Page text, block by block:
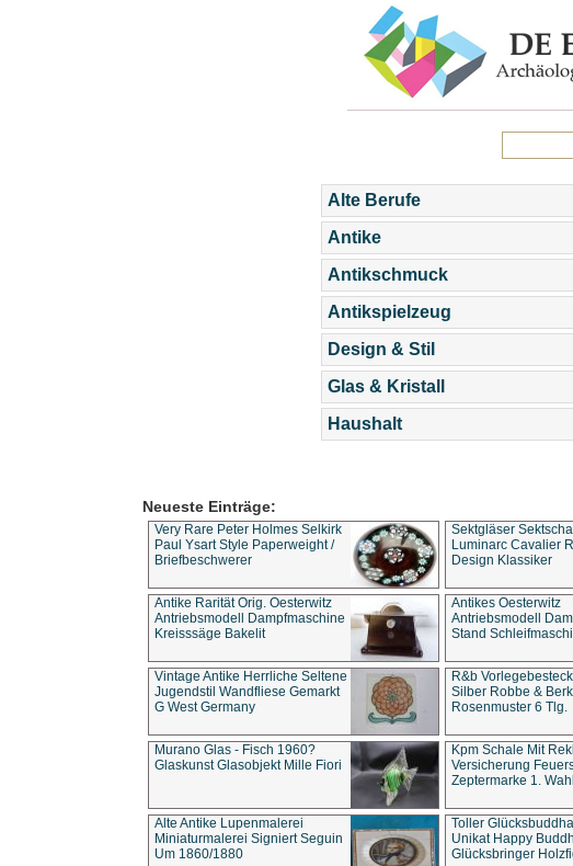
Alte Berufe
Antike
Antikschmuck
Antikspielzeug
Design & Stil
Glas & Kristall
Haushalt
Neueste Einträge:
Very Rare Peter Holmes Selkirk
Paul Ysart Style Paperweight /
Briefbeschwerer
Sektgläser
Luminarc Cavalier
Design Klassiker
Antike Rarität Orig. Oesterwitz
Antriebsmodell Dampfmaschine
Kreisssäge Bakelit
Antikes Oesterwitz
Antriebsmodell
Stand
Vintage Antike Herrliche Seltene
Jugendstil Wandfliese Gemarkt
G West Germany
R&b
Silber Robbe &
Rosenmuster 6 Tlg.
Murano Glas - Fisch 1960?
Glaskunst Glasobjekt Mille Fiori
Kpm Schale Mit
Versicherung
Zeptermarke 1. Wahl
Alte Antike Lupenmalerei
Miniaturmalerei Signiert Seguin
Um 1860/1880
Toller
Unikat Happy
Glücksbringer